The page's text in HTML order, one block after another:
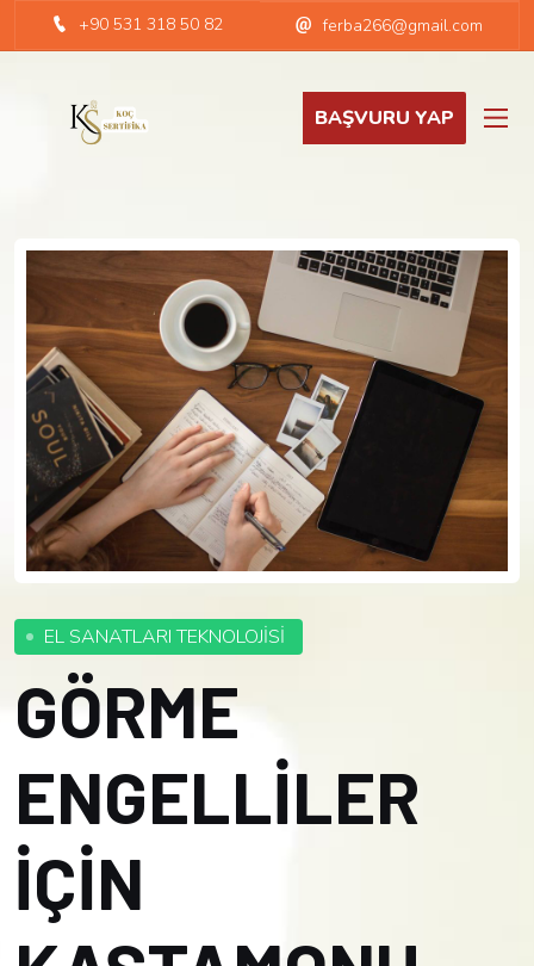
+90 531 318 50 82 ferba266@gmail.com
BAŞVURU YAP
EL SANATLARI TEKNOLOJİSİ
GÖRME
ENGELLİLER
İÇİN